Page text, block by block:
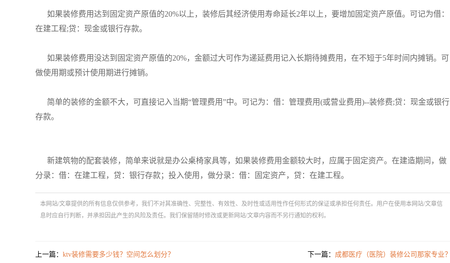
如果装修费用达到固定资产原值的20%以上，装修后其经济使用寿命延长2年以上，要增加固定资产原值。可记为借：
在建工程;贷：现金或银行存款。
如果装修费用没达到固定资产原值的20%，金额过大可作为递延费用记入长期待摊费用，在不短于5年时间内摊销。可
做使用期或预计使用期进行摊销。
简单的装修的金额不大，可直接记入当期“管理费用”中。可记为：借：管理费用(或营业费用)--装修费;贷：现金或银行
存款。
新建筑物的配套装修，简单来说就是办公桌椅家具等，如果装修费用金额较大时，应属于固定资产。在建造期间，做
分录：借：在建工程，贷：银行存款；投入使用，做分录：借：固定资产，贷：在建工程。
本网站/文章提供的所有信息仅供参考，我们不对其准确性、完整性、有效性、及时性或适用性作任何形式的保证或承担任何责任。用户在使用本网站/文章信
息时应自行判断，并承担因此产生的风险及责任。我们保留随时修改或更新网站/文章内容而不另行通知的权利。
上一篇： ktv装修需要多少钱？空间怎么划分？ 下一篇： 成都医疗（医院）装修公司那家专业？